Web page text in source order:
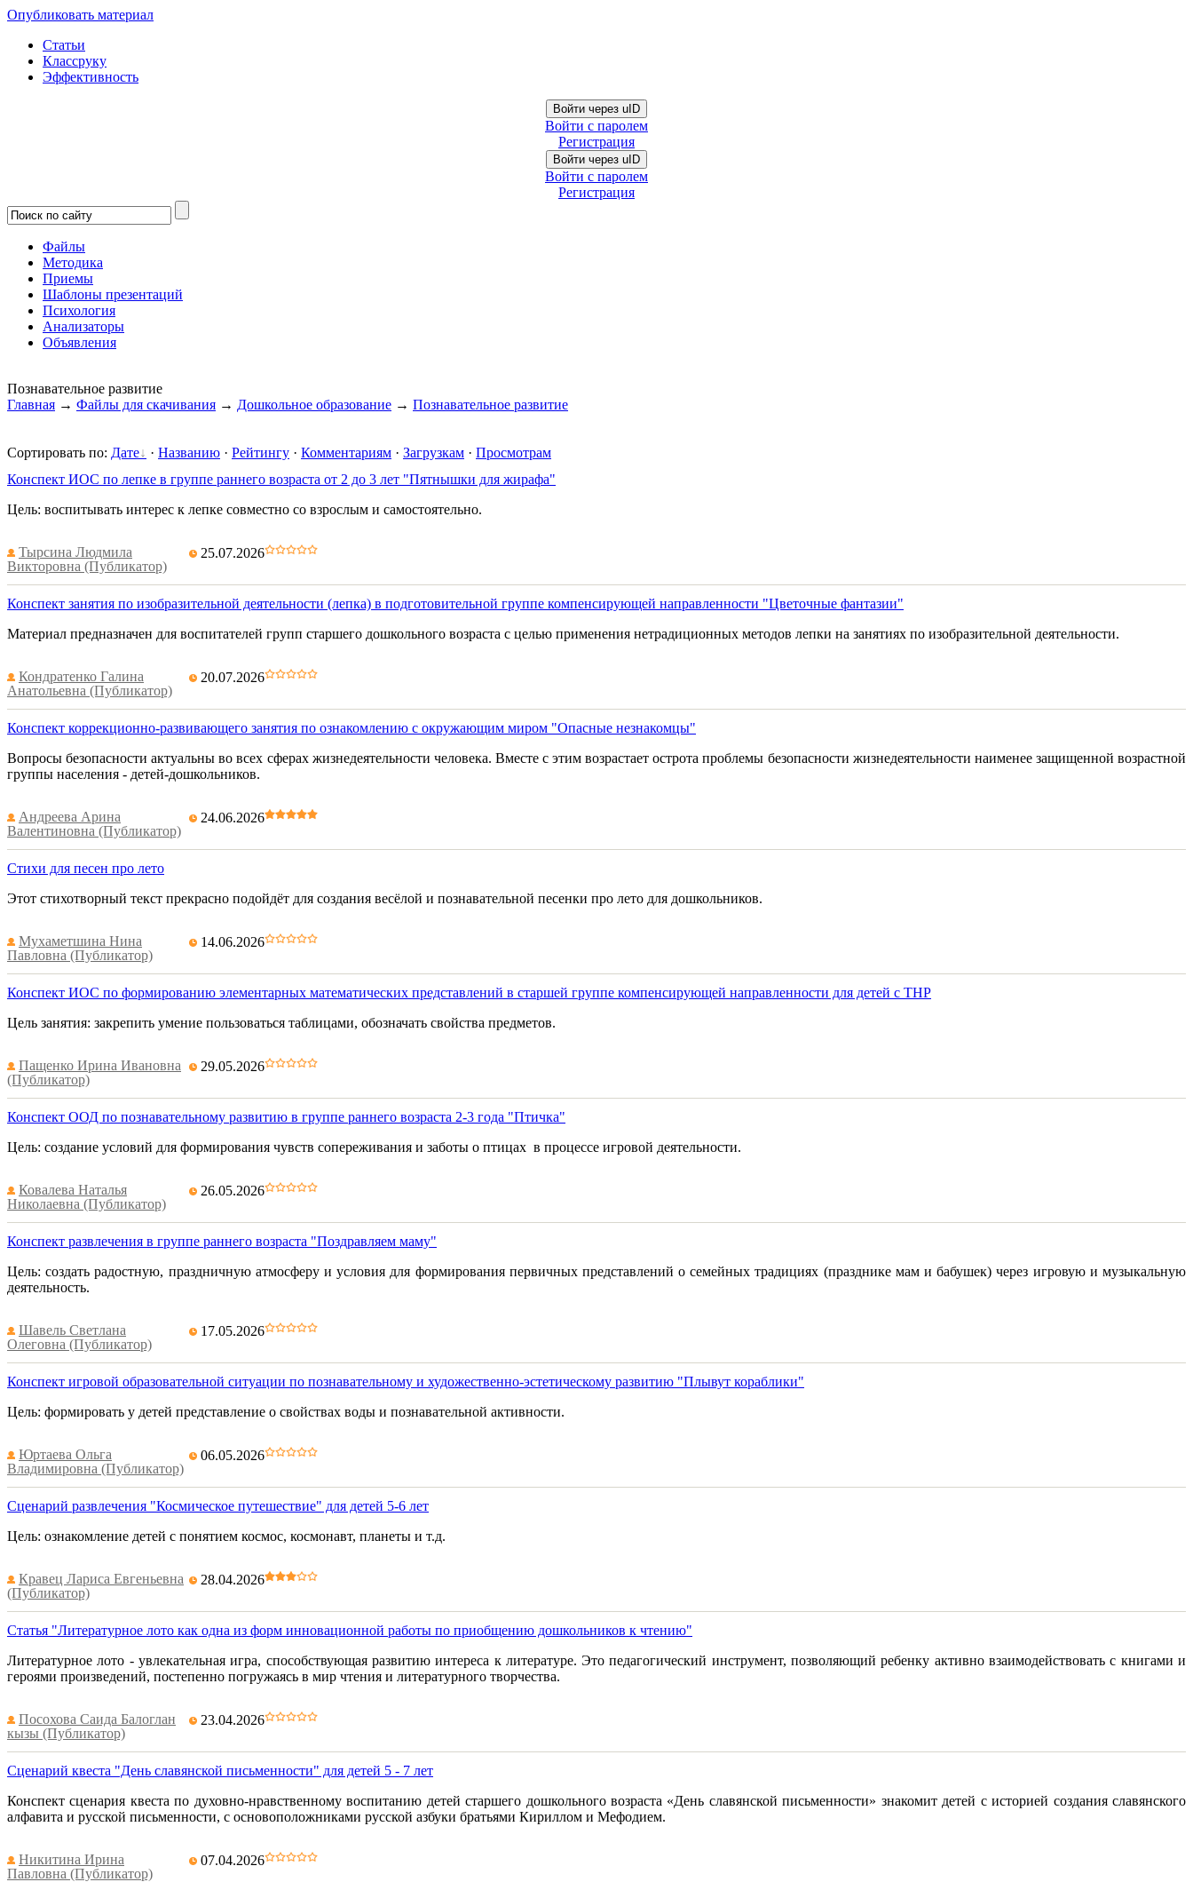
Опубликовать материал
Статьи
Классруку
Эффективность
Войти через uID
Войти с паролем
Регистрация
Войти через uID
Войти с паролем
Регистрация
Файлы
Методика
Приемы
Шаблоны презентаций
Психология
Анализаторы
Объявления
Познавательное развитие
Главная → Файлы для скачивания → Дошкольное образование → Познавательное развитие
Сортировать по: Дате · Названию · Рейтингу · Комментариям · Загрузкам · Просмотрам
Конспект ИОС по лепке в группе раннего возраста от 2 до 3 лет "Пятнышки для жирафа"
Цель: воспитывать интерес к лепке совместно со взрослым и самостоятельно.
Тырсина Людмила
Викторовна (Публикатор)
25.07.2026
Конспект занятия по изобразительной деятельности (лепка) в подготовительной группе компенсирующей направленности "Цветочные фантазии"
Материал предназначен для воспитателей групп старшего дошкольного возраста с целью применения нетрадиционных методов лепки на занятиях по изобразительной деятельности.
Кондратенко Галина
Анатольевна (Публикатор)
20.07.2026
Конспект коррекционно-развивающего занятия по ознакомлению с окружающим миром "Опасные незнакомцы"
Вопросы безопасности актуальны во всех сферах жизнедеятельности человека. Вместе с этим возрастает острота проблемы безопасности жизнедеятельности наименее защищенной возрастной
группы населения - детей-дошкольников.
Андреева Арина
Валентиновна (Публикатор)
24.06.2026
Стихи для песен про лето
Этот стихотворный текст прекрасно подойдёт для создания весёлой и познавательной песенки про лето для дошкольников.
Мухаметшина Нина
Павловна (Публикатор)
14.06.2026
Конспект ИОС по формированию элементарных математических представлений в старшей группе компенсирующей направленности для детей с ТНР
Цель занятия: закрепить умение пользоваться таблицами, обозначать свойства предметов.
Пащенко Ирина Ивановна
(Публикатор)
29.05.2026
Конспект ООД по познавательному развитию в группе раннего возраста 2-3 года "Птичка"
Цель: создание условий для формирования чувств сопереживания и заботы о птицах в процессе игровой деятельности.
Ковалева Наталья
Николаевна (Публикатор)
26.05.2026
Конспект развлечения в группе раннего возраста "Поздравляем маму"
Цель: создать радостную, праздничную атмосферу и условия для формирования первичных представлений о семейных традициях (празднике мам и бабушек) через игровую и музыкальную
деятельность.
Шавель Светлана
Олеговна (Публикатор)
17.05.2026
Конспект игровой образовательной ситуации по познавательному и художественно-эстетическому развитию "Плывут кораблики"
Цель: формировать у детей представление о свойствах воды и познавательной активности.
Юртаева Ольга
Владимировна (Публикатор)
06.05.2026
Сценарий развлечения "Космическое путешествие" для детей 5-6 лет
Цель: ознакомление детей с понятием космос, космонавт, планеты и т.д.
Кравец Лариса Евгеньевна
(Публикатор)
28.04.2026
Статья "Литературное лото как одна из форм инновационной работы по приобщению дошкольников к чтению"
Литературное лото - увлекательная игра, способствующая развитию интереса к литературе. Это педагогический инструмент, позволяющий ребенку активно взаимодействовать с книгами и
героями произведений, постепенно погружаясь в мир чтения и литературного творчества.
Посохова Саида Балоглан
кызы (Публикатор)
23.04.2026
Сценарий квеста "День славянской письменности" для детей 5 - 7 лет
Конспект сценария квеста по духовно-нравственному воспитанию детей старшего дошкольного возраста «День славянской письменности» знакомит детей с историей создания славянского
алфавита и русской письменности, с основоположниками русской азбуки братьями Кириллом и Мефодием.
Никитина Ирина
Павловна (Публикатор)
07.04.2026